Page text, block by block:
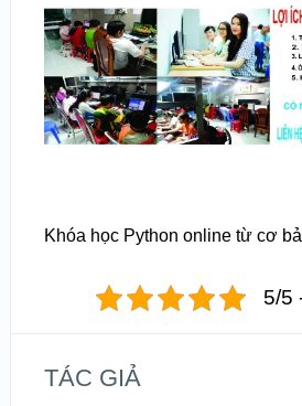
Khóa học Python online từ cơ
5/5
TÁC GIẢ